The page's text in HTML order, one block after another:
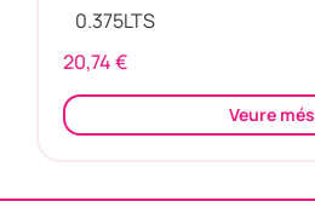
0.375LTS
20,74€
Veure més